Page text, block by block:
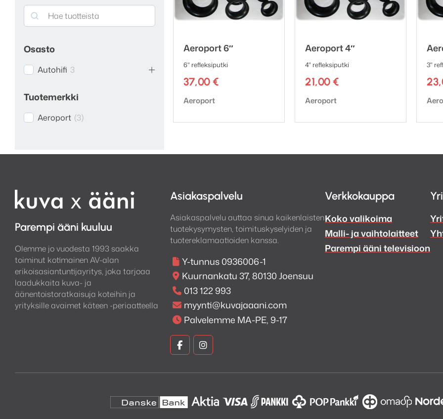
Search
Osasto
Autohifi 3
Tuotemerkki
Aeroport (3)
Aeroport 6″
6" refleksiputki
37,00 €
Tuotemerkki:
Aeroport
Aeroport 4″
4" refleksiputki
21,00 €
Tuotemerkki:
Aeroport
3"
Parempi ääni kuuluu
Olemme jo vuodesta 1993 saakka
toiminut kotimainen AV-alan
erikoisasiantuntijayritys, joka tarjoaa
laadukkaita kuva- ja
äänentoistoratkaisuja koteihin ja
yrityksille avaimet käteen -periaatteella
Asiakaspalvelu
Asiakaspalvelu auttaa sinua kaikenlaisten
tuotekysymysten, toimituskyselyiden ja
tuotereklamaatioiden kanssa.
Y-tunnus 0936006-1
Kuurnankatu 37, 80130 Joensuu
013 122 993
myynti@kuvajaaani.com
Palvelemme MA-PE, 9-17
Kuva
Facebook
Kuva
Instagram
Verkkokauppa
Koko valikoima
Malli- ja vaihtolaitteet
Parempi ääni televisioon